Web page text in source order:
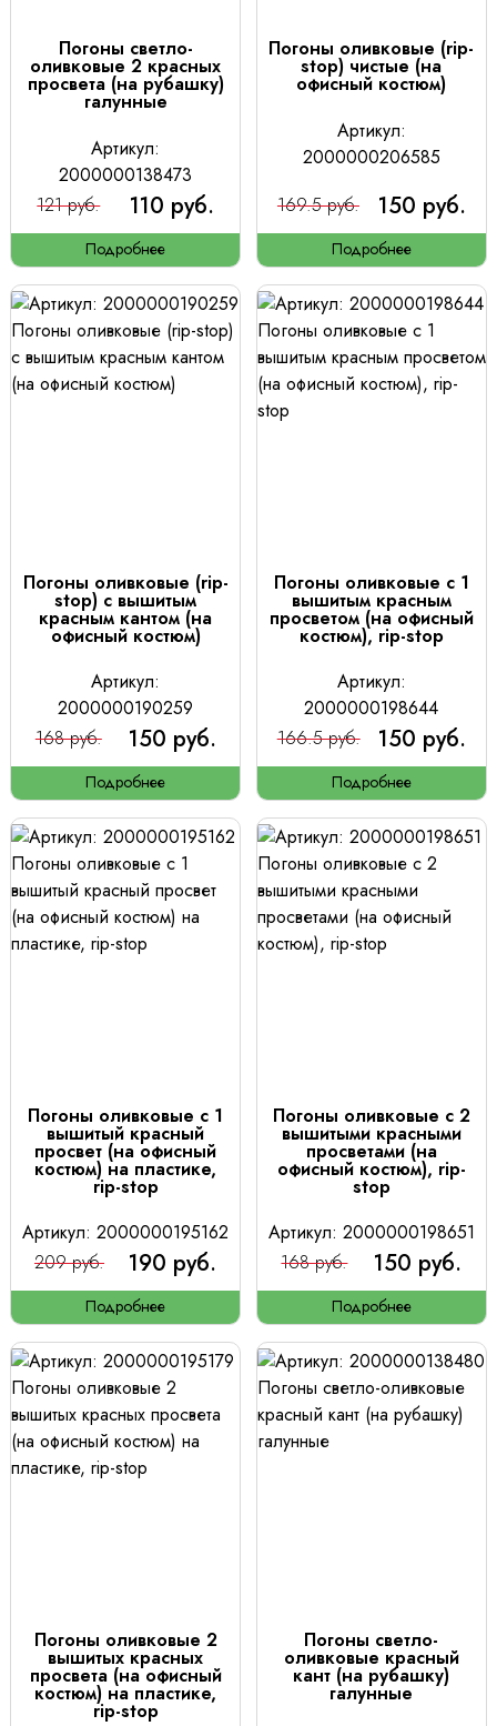
Погоны светло-
оливковые 2 красных
просвета (на рубашку)
галунные
Артикул:
2000000138473
121 руб.
110 руб.
Подробнее
Погоны оливковые (rip-
stop) чистые (на
офисный костюм)
Артикул:
2000000206585
169.5 руб.
150 руб.
Подробнее
Погоны оливковые (rip-
stop) с вышитым
красным кантом (на
офисный костюм)
Артикул:
2000000190259
168 руб.
150 руб.
Подробнее
Погоны оливковые с 1
вышитым красным
просветом (на офисный
костюм), rip-stop
Артикул:
2000000198644
166.5 руб.
150 руб.
Подробнее
Погоны оливковые с 1
вышитый красный
просвет (на офисный
костюм) на пластике,
rip-stop
Артикул: 2000000195162
209 руб.
190 руб.
Подробнее
Погоны оливковые с 2
вышитыми красными
просветами (на
офисный костюм), rip-
stop
Артикул: 2000000198651
168 руб.
150 руб.
Подробнее
Погоны оливковые 2
вышитых красных
просвета (на офисный
костюм) на пластике,
rip-stop
Погоны светло-
оливковые красный
кант (на рубашку)
галунные